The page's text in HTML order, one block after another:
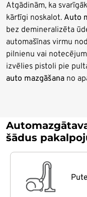
Atgādinām, ka
kārtīgi noskalot. Auto
bez demineralizēta
automašīnas virmu
pilnienu vai
izvēlies pistoli pie
auto mazgāšana no
šādus